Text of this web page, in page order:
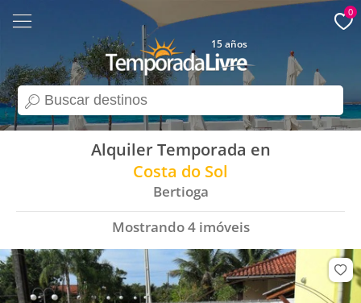
search
15 años
0
Alquiler Temporada en
Costa do Sol
Bertioga
Mostrando4imóveis